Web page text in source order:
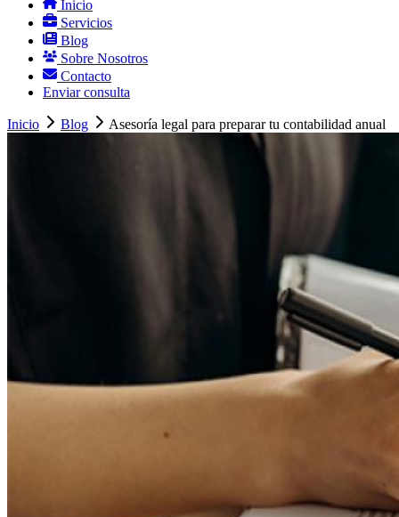
Inicio
Servicios
Blog
Sobre Nosotros
Contacto
Enviar consulta
Inicio Blog Asesoría legal para preparar tu contabilidad anual